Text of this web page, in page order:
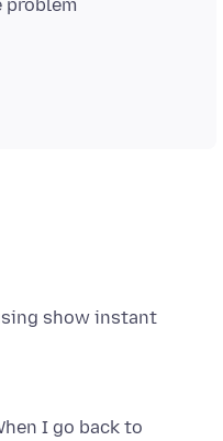
show instant
I go back to